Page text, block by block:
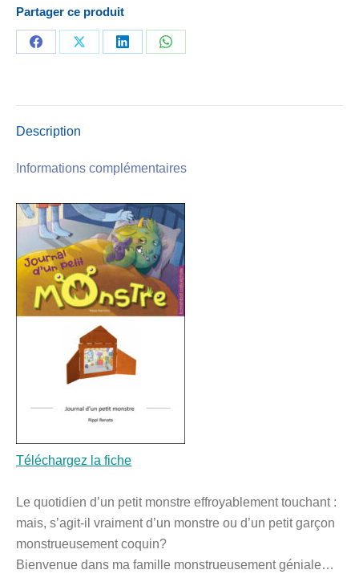
monstre
Partager ce produit
PartagerPartagerPartagerPartager
Description
Informations complémentaires
Téléchargez la fiche
Le quotidien d’un petit monstre effroyablement touchant :
mais, s’agit-il vraiment d’un monstre ou d’un petit garçon
monstrueusement coquin?
Bienvenue dans ma famille monstrueusement géniale…